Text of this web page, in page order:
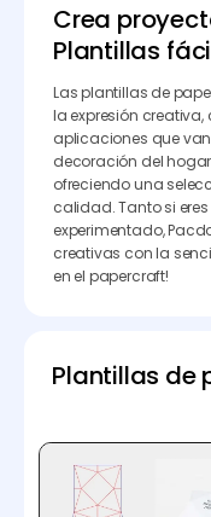
Crea
Plantillas
Las plantillas de
la expresión
aplicaciones que
decoración del
ofreciendo una
calidad. Tanto si
experimentado,
creativas con la
en el papercraft!
Plantillas de